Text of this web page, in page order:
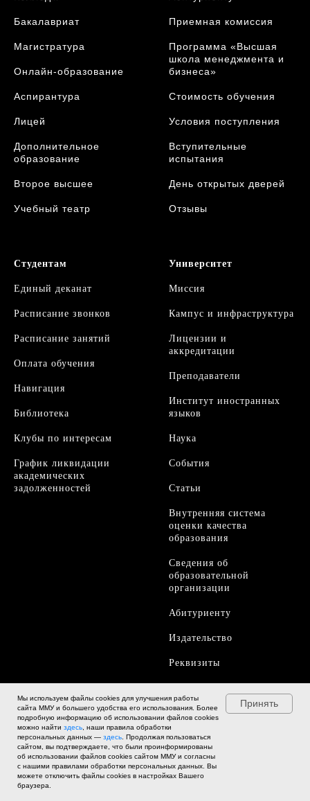
Бакалавриат
Магистратура
Онлайн-образование
Аспирантура
Лицей
Дополнительное
образование
Второе высшее
Учебный театр
Приемная комиссия
Программа «Высшая
школа менеджмента и
бизнеса»
Стоимость обучения
Условия поступления
Вступительные
испытания
День открытых дверей
Отзывы
Студентам
Единый деканат
Расписание звонков
Расписание занятий
Оплата обучения
Навигация
Библиотека
Клубы по интересам
График ликвидации
академических
задолженностей
Университет
Миссия
Кампус и инфраструктура
Лицензии и
аккредитации
Преподаватели
Институт иностранных
языков
Наука
События
Статьи
Внутренняя система
оценки качества
образования
Сведения об
образовательной
организации
Абитуриенту
Издательство
Реквизиты
Работа в ММУ
Мы используем файлы cookies для улучшения работы
сайта ММУ и большего удобства его использования. Более
подробную информацию об использовании файлов cookies
можно найти здесь , наши правила обработки
персональных данных — здесь . Продолжая пользоваться
сайтом, вы подтверждаете, что были проинформированы
об использовании файлов cookies сайтом ММУ и согласны
с нашими правилами обработки персональных данных. Вы
можете отключить файлы cookies в настройках Вашего
браузера.
Принять